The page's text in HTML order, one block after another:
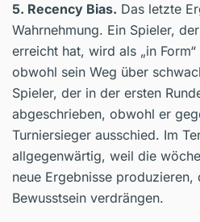
5. Recency Bias. Das letzte
Wahrnehmung. Ein Spieler,
erreicht hat, wird als „in
obwohl sein Weg über
Spieler, der in der ersten
abgeschrieben, obwohl er
Turniersieger ausschied. Im
allgegenwärtig, weil die
neue Ergebnisse produzieren,
Bewusstsein verdrängen.